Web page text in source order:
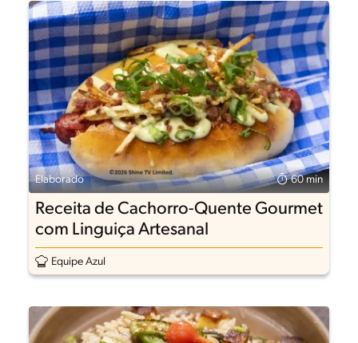
Elaborado 60 min
Receita de Cachorro-Quente Gourmet
com Linguiça Artesanal
Equipe Azul